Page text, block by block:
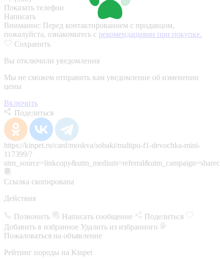
Показать телефон
Написать
Внимание: Перед контактированием с продавцом,
пожалуйста, ознакомьтесь с рекомендациями при покупке.
Сохранить
Вы отключили уведомления
Мы не сможем отправить вам уведомление об изменении
цены
Включить
Поделиться
https://kinpet.ru/card/moskva/sobaki/maltipu-f1-devochka-mini-
117399/?
Ссылка скопирована
Действия
Позвонить Написать сообщение
Поделиться
Добавить в избранное Удалить из избранного
Пожаловаться на объявление
Рейтинг породы на Kinpet